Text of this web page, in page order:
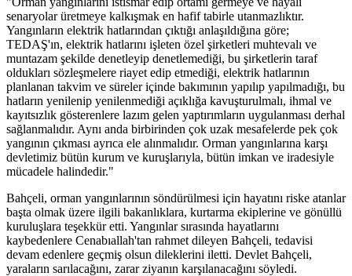
senaryolar üretmeye kalkışmak en hafif tabirle utanmazlıktır.
Yangınların elektrik hatlarından çıktığı anlaşıldığına göre;
TEDAŞ'ın, elektrik hatlarını işleten özel şirketleri muhtevalı ve
muntazam şekilde denetleyip denetlemediği, bu şirketlerin taraf
oldukları sözleşmelere riayet edip etmediği, elektrik hatlarının
planlanan takvim ve süreler içinde bakımının yapılıp yapılmadığı, bu
hatların yenilenip yenilenmediği açıklığa kavuşturulmalı, ihmal ve
kayıtsızlık gösterenlere lazım gelen yaptırımların uygulanması derhal
sağlanmalıdır. Aynı anda birbirinden çok uzak mesafelerde pek çok
yangının çıkması ayrıca ele alınmalıdır. Orman yangınlarına karşı
devletimiz bütün kurum ve kuruşlarıyla, bütün imkan ve iradesiyle
mücadele halindedir."
Bahçeli, orman yangınlarının söndürülmesi için hayatını riske atanlar
başta olmak üzere ilgili bakanlıklara, kurtarma ekiplerine ve gönüllü
kuruluşlara teşekkür etti. Yangınlar sırasında hayatlarını
kaybedenlere Cenabıallah'tan rahmet dileyen Bahçeli, tedavisi
devam edenlere geçmiş olsun dileklerini iletti. Devlet Bahçeli,
yaraların sarılacağını, zarar ziyanın karşılanacağını söyledi.